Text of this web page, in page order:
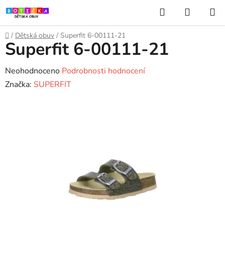
Přejít
na
obsah
Hledat
KOŠÍK
Domů
/ Dětská obuv / Superfit 6-00111-21
Superfit 6-00111-21
Průměrné
hodnocení
Neohodnoceno Podrobnosti hodnocení
Značka: SUPERFIT